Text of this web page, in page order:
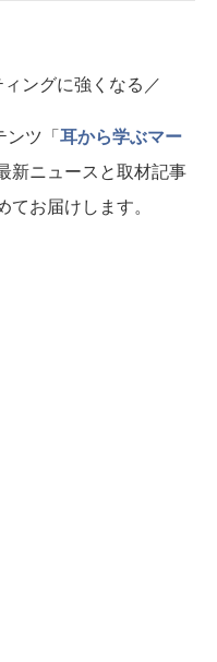
ングに強くなる／
ンツ「耳から学ぶマー
ニュースと取材記事
お届けします。